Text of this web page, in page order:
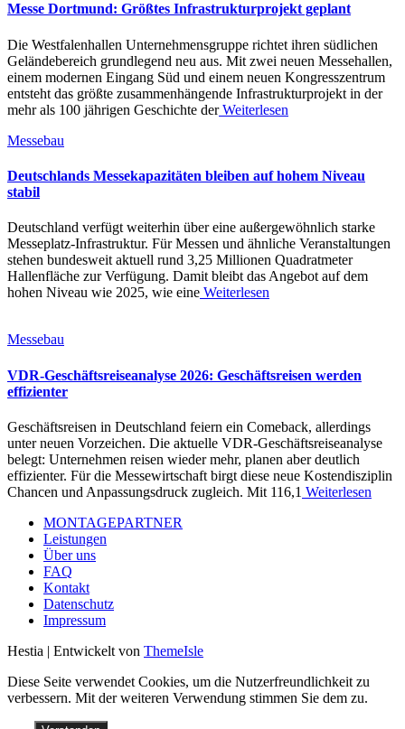
Messe Dortmund: Größtes Infrastrukturprojekt geplant
Die Westfalenhallen Unternehmensgruppe richtet ihren südlichen
Geländebereich grundlegend neu aus. Mit zwei neuen Messehallen,
einem modernen Eingang Süd und einem neuen Kongresszentrum
entsteht das größte zusammenhängende Infrastrukturprojekt in der
mehr als 100 jährigen Geschichte derWeiterlesen
Messebau
Deutschlands Messekapazitäten bleiben auf hohem Niveau
stabil
Deutschland verfügt weiterhin über eine außergewöhnlich starke
Messeplatz-Infrastruktur. Für Messen und ähnliche Veranstaltungen
stehen bundesweit aktuell rund 3,25 Millionen Quadratmeter
Hallenfläche zur Verfügung. Damit bleibt das Angebot auf dem
hohen Niveau wie 2025, wie eine Weiterlesen
Messebau
VDR-Geschäftsreiseanalyse 2026: Geschäftsreisen werden
effizienter
Geschäftsreisen in Deutschland feiern ein Comeback, allerdings
unter neuen Vorzeichen. Die aktuelle VDR-Geschäftsreiseanalyse
belegt: Unternehmen reisen wieder mehr, planen aber deutlich
effizienter. Für die Messewirtschaft birgt diese neue Kostendisziplin
Chancen und Anpassungsdruck zugleich. Mit 116,1 Weiterlesen
MONTAGEPARTNER
Leistungen
Über uns
FAQ
Kontakt
Datenschutz
Impressum
Hestia | Entwickelt von ThemeIsle
Diese Seite verwendet Cookies, um die Nutzerfreundlichkeit zu
verbessern. Mit der weiteren Verwendung stimmen Sie dem zu.